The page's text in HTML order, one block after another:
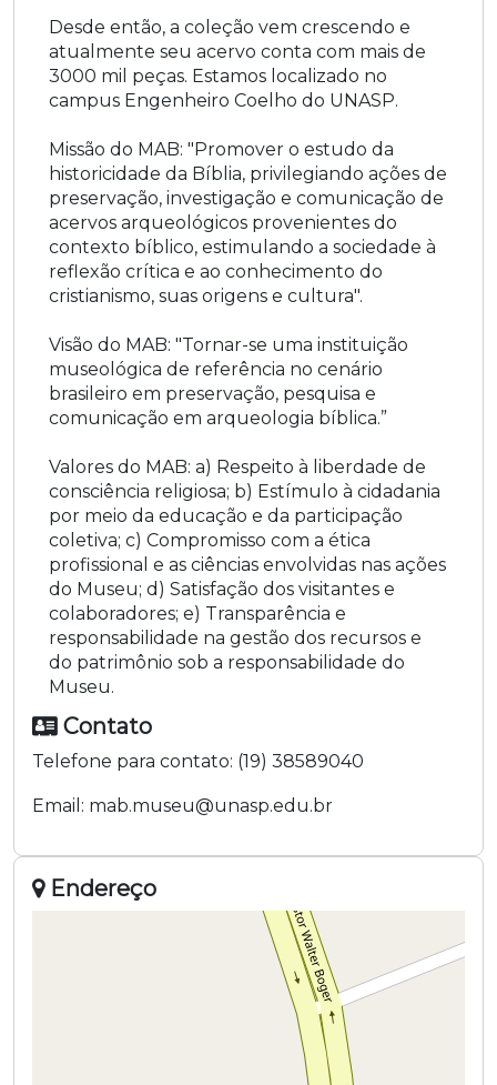
Desde então, a coleção vem crescendo e
atualmente seu acervo conta com mais de
3000 mil peças. Estamos localizado no
campus Engenheiro Coelho do UNASP.
Missão do MAB: "Promover o estudo da
historicidade da Bíblia, privilegiando ações de
preservação, investigação e comunicação de
acervos arqueológicos provenientes do
contexto bíblico, estimulando a sociedade à
reflexão crítica e ao conhecimento do
cristianismo, suas origens e cultura".
Visão do MAB: "Tornar-se uma instituição
museológica de referência no cenário
brasileiro em preservação, pesquisa e
comunicação em arqueologia bíblica.”
Valores do MAB: a) Respeito à liberdade de
consciência religiosa; b) Estímulo à cidadania
por meio da educação e da participação
coletiva; c) Compromisso com a ética
profissional e as ciências envolvidas nas ações
do Museu; d) Satisfação dos visitantes e
colaboradores; e) Transparência e
responsabilidade na gestão dos recursos e
do patrimônio sob a responsabilidade do
Museu.
Contato
Telefone para contato: (19) 38589040
Email: mab.museu@unasp.edu.br
Endereço